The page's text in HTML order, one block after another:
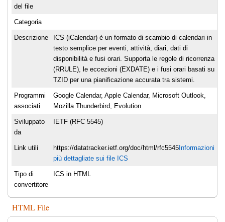
del file
Categoria
Descrizione
ICS (iCalendar) è un formato di scambio di calendari in
testo semplice per eventi, attività, diari, dati di
disponibilità e fusi orari. Supporta le regole di ricorrenza
(RRULE), le eccezioni (EXDATE) e i fusi orari basati su
TZID per una pianificazione accurata tra sistemi.
Programmi
associati
Google Calendar, Apple Calendar, Microsoft Outlook,
Mozilla Thunderbird, Evolution
Sviluppato
da
IETF (RFC 5545)
Link utili https://datatracker.ietf.org/doc/html/rfc5545 Informazioni
più dettagliate sui file ICS
Tipo di
convertitore
ICS in HTML
HTML File